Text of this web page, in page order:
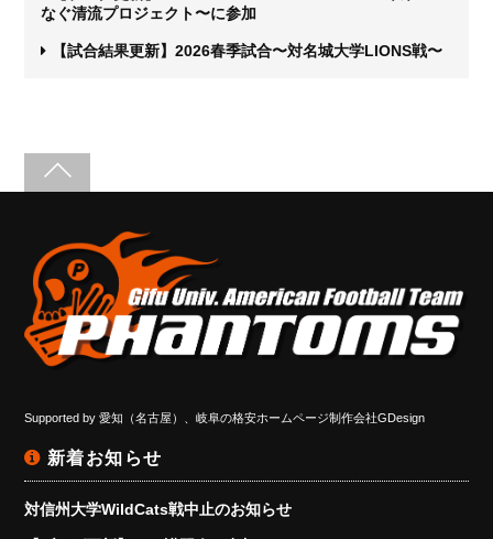
なぐ清流プロジェクト〜に参加
【試合結果更新】2026春季試合〜対名城大学LIONS戦〜
Supported by愛知（名古屋）、岐阜の格安ホームページ制作会社GDesign
新着お知らせ
対信州大学WildCats戦中止のお知らせ